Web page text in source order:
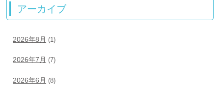
アーカイブ
2026年8月 (1)
2026年7月 (7)
2026年6月 (8)